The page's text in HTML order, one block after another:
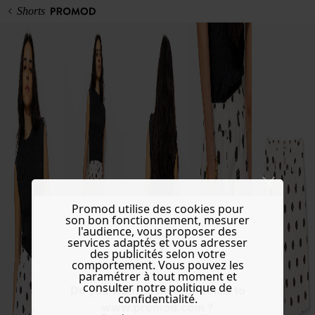
Do you want to be redirected to
www.promod.com ?
Shorts
Promod utilise des cookies pour
son bon fonctionnement, mesurer
l'audience, vous proposer des
services adaptés et vous adresser
des publicités selon votre
comportement. Vous pouvez les
paramétrer à tout moment et
consulter notre politique de
confidentialité.